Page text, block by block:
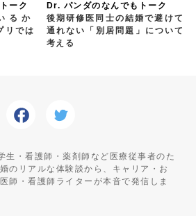
ーク
るか
リでは
Dr. パンダのなんでもトーク
後期研修医同士の結婚で避けて
通れない「別居問題」について
考える
・看護師・薬剤師など医療従事者のた
のリアルな体験談から、キャリア・お
師・看護師ライターが本音で発信しま